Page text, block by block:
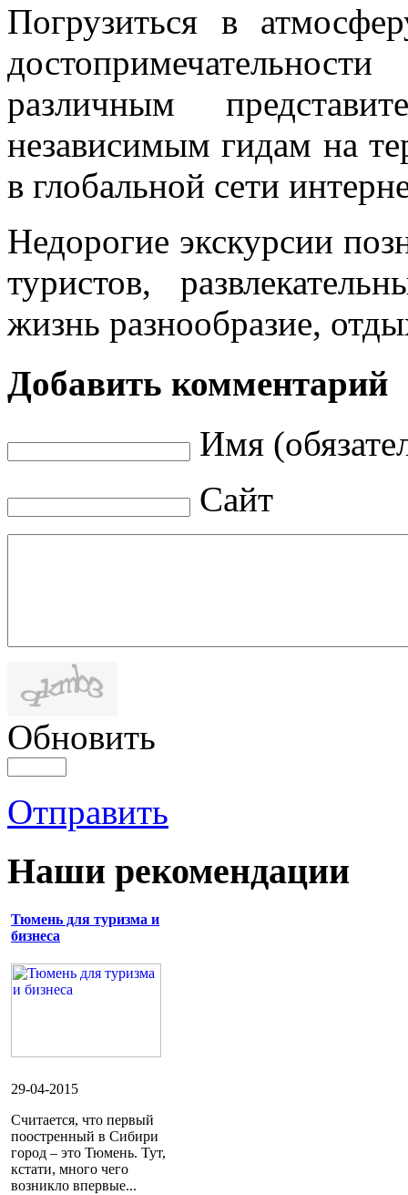
Погрузиться в
различным
независимым гидам на
в глобальной сети
Недорогие экскурсии
туристов,
жизнь разнообразие,
Добавить комментарий
Имя
Сайт
Обновить
Отправить
Наши рекомендации
Тюмень для туризма и
бизнеса
29-04-2015
Считается, что первый
поостренный в Сибири
город – это Тюмень. Тут,
кстати, много чего
возникло впервые...